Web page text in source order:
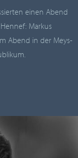
einen Abend
Markus
Abend in der Meys-